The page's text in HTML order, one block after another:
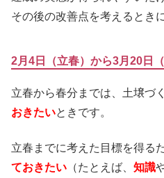
その後の改善点を考えるとき
2月4日（立春）から3月20日
立春から春分までは、土壌づ
おきたいときです。
立春までに考えた目標を得る
ておきたい （たとえば、 知識